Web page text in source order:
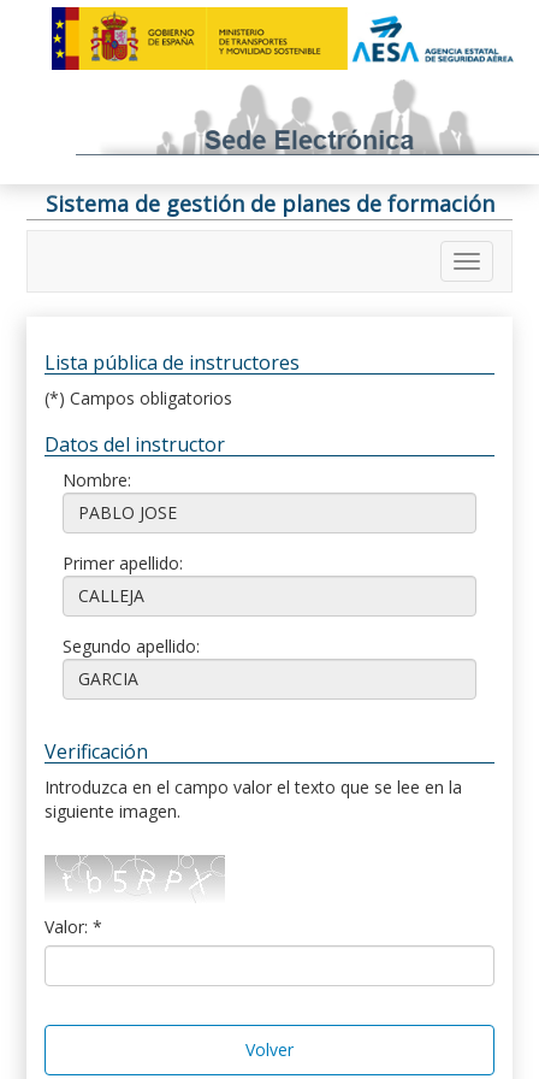
Sistema de gestión de planes de formación
Lista pública de instructores
(*) Campos obligatorios
Datos del instructor
Nombre:
Primer apellido:
Segundo apellido:
Verificación
Introduzca en el campo valor el texto que se lee en la
siguiente imagen.
Valor: *
Volver